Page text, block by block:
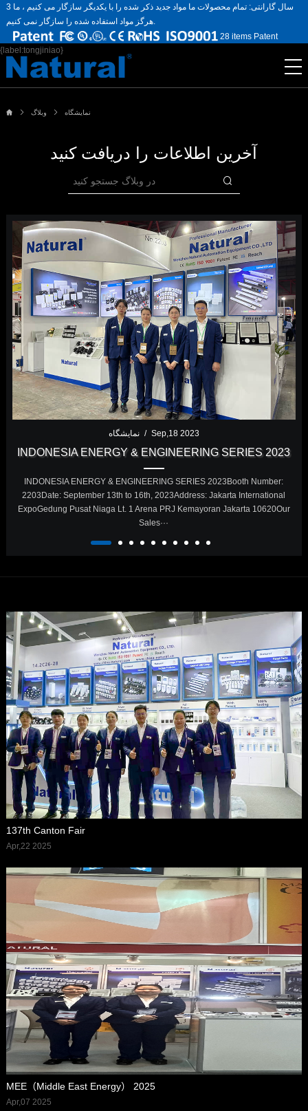
3 سال گارانتی: تمام محصولات ما مواد جدید ذکر شده را با یکدیگر سازگار می کنیم ، ما
هرگز مواد استفاده شده را سازگار نمی کنیم.
28 items Patent
{label:tongjiniao}
وبلاگ نمایشگاه
آخرین اطلاعات را دریافت کنید
Corridor, Behind El Mosheer···
نمایشگاه / Sep,18 2023
INDONESIA ENERGY & ENGINEERING SERIES 2023
INDONESIA ENERGY & ENGINEERING SERIES 2023Booth Number:
2203Date: September 13th to 16th, 2023Address: Jakarta International
ExpoGedung Pusat Niaga Lt. 1 Arena PRJ Kemayoran Jakarta 10620Our
Sales···
137th Canton Fair
Apr,22 2025
MEE（Middle East Energy） 2025
Apr,07 2025